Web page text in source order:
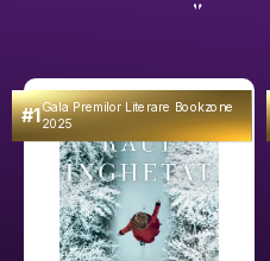
#1Gala Premilor Literare Bookzone
2025